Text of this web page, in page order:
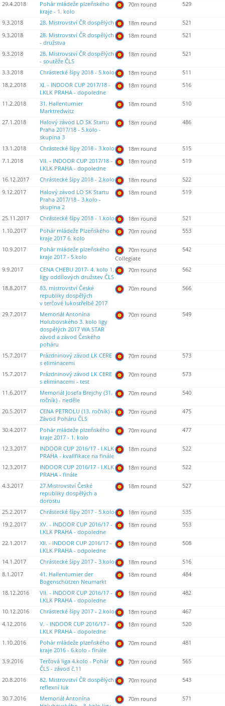
29.4.2018
Pohár mládeže plzeňského
kraje - 1. kolo
70m round 529
9.3.2018 28. Mistrovství ČR dospělých 18m round
521
9.3.2018
28. Mistrovství ČR dospělých
- družstva
18m round 521
9.3.2018
28. Mistrovství ČR dospělých
- soutěže ČLS
18m round 521
3.3.2018 Chrástecké šípy 2018 - 5.kolo 18m round
511
18.2.2018
XI. - INDOOR CUP 2017/18 -
I.KLK PRAHA - dopoledne
18m round 516
11.2.2018
31. Hallenturnier
Marktredwitz
18m round 510
27.1.2018
Halový závod LO SK Startu
Praha 2017/18 - 5.kolo -
skupina 3
18m round 486
13.1.2018 Chrástecké šípy 2018 - 3.kolo 18m round
515
7.1.2018
VII. - INDOOR CUP 2017/18 -
I.KLK PRAHA - dopoledne
18m round 519
16.12.2017 Chrástecké šípy 2018 - 2.kolo 18m round
522
9.12.2017
Halový závod LO SK Startu
Praha 2017/18 - 3.kolo -
skupina 2
18m round 519
25.11.2017 Chrástecké šípy 2018 - 1.kolo 18m round
521
1.10.2017
Pohár mládeže Plzeňského
kraje 2017 6. kolo
70m round 553
10.9.2017
Pohár mládeže plzeňského
kraje 2017 - 5.kolo
70m round
Collegiate
542
9.9.2017
CENA CHEBU 2017- 4. kolo 1.
ligy oddílových družstev ČLS
70m round 562
18.8.2017
83. mistrovství České
republiky dospělých
v terčové lukostřelbě 2017
70m round 566
29.7.2017
Memoriál Antonína
Holubovského 3. kolo ligy
dospělých 2017 WA STAR
závod a závod Českého
poháru
70m round 549
15.7.2017
Prázdninový závod LK CERE
s eliminacemi
70m round 573
15.7.2017
Prázdninový závod LK CERE
s eliminacemi - test
70m round 573
11.6.2017
Memoriál Josefa Brejchy (31.
ročník) - neděle
70m round 540
20.5.2017
CENA PETROLU (13. ročník) -
Závod Poháru ČLS
70m round 475
30.4.2017
Pohár mládeže plzeňského
kraje 2017 - 1. kolo
70m round 477
12.3.2017
INDOOR CUP 2016/17 - I.KLK
PRAHA - kvalifikace na finále
18m round 522
12.3.2017
INDOOR CUP 2016/17 - I.KLK
PRAHA - finále
18m round 522
4.3.2017
27.Mistrovství České
republiky dospělých a
dorostu
18m round 527
25.2.2017 Chrástecké šípy 2017 - 5.kolo 18m round
535
19.2.2017
XV. - INDOOR CUP 2016/17 -
I.KLK PRAHA - dopoledne
18m round 553
22.1.2017
XII. - INDOOR CUP 2016/17 -
I.KLK PRAHA - odpoledne
18m round 508
14.1.2017 Chrástecké šípy 2017 - 3.kolo 18m round
516
8.1.2017
41. Hallenturnier der
Bogenschützen Neumarkt
18m round 484
18.12.2016
VII. - INDOOR CUP 2016/17 -
I.KLK PRAHA - dopoledne
18m round 482
10.12.2016 Chrástecké šípy 2017 - 2.kolo 18m round
467
4.12.2016
V. - INDOOR CUP 2016/17 -
I.KLK PRAHA - dopoledne
18m round 520
1.10.2016
Pohár mládeže plzeňského
kraje 2016 - 6.kolo - finále
70m round 481
3.9.2016
Terčová liga 4.kolo - Pohár
ČLS - závod č.11
70m round 565
20.8.2016
82. Mistrovství ČR dospělých
reflexní luk
70m round 543
30.7.2016
Memoriál Antonína
70m round 571